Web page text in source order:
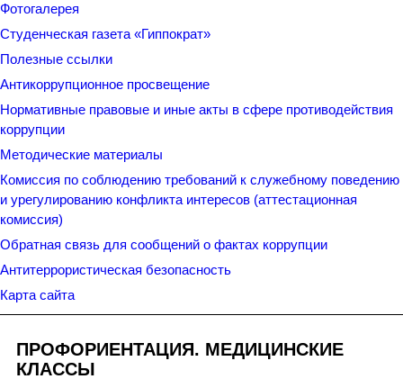
Фотогалерея
Студенческая газета «Гиппократ»
Полезные ссылки
Антикоррупционное просвещение
Нормативные правовые и иные акты в сфере противодействия
коррупции
Методические материалы
Комиссия по соблюдению требований к служебному поведению
и урегулированию конфликта интересов (аттестационная
комиссия)
Обратная связь для сообщений о фактах коррупции
Антитеррористическая безопасность
Карта сайта
ПРОФОРИЕНТАЦИЯ. МЕДИЦИНСКИЕ
КЛАССЫ